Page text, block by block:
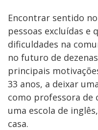
Encontrar sentido
pessoas excluídas e
dificuldades na
no futuro de
principais
33 anos, a deixar
como professora de
uma escola de
casa.